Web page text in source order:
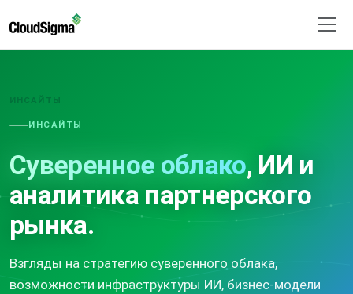
ИНСАЙТЫ
ИНСАЙТЫ
Суверенное облако, ИИ и
аналитика партнерского
рынка.
Взгляды на стратегию суверенного облака,
возможности инфраструктуры ИИ, бизнес-модели